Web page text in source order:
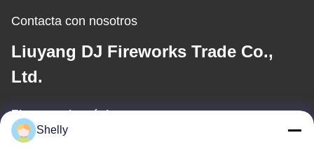
Contacta con nosotros
Liuyang DJ Fireworks Trade Co.,
Ltd.
El correo electrónico
Shelly